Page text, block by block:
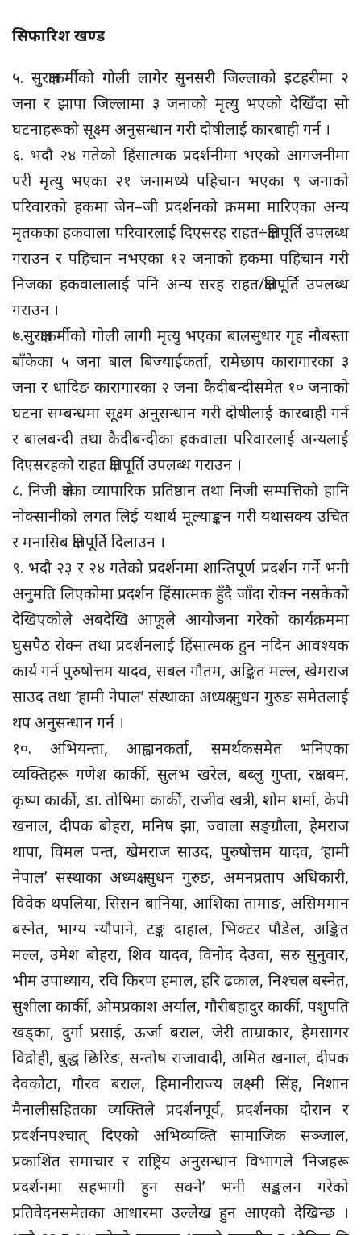
सिफारिश खण्ड
५. सुरक्षाकर्मीको गोली लागेर सुनसरी जिल्लाको इटहरीमा २
जना र झापा जिल्लामा ३ जनाको मृत्यु भएको देखिँदा सो
घटनाहरूको सूक्ष्म अनुसन्धान गरी दोषीलाई कारबाही गर्न ।
६. भदौ २४ गतेको हिंसात्मक प्रदर्शनीमा भएको आगजनीमा
परी मृत्यु भएका २१ जनामध्ये पहिचान भएका ९ जनाको
परिवारको हकमा जेन–जी प्रदर्शनको क्रममा मारिएका अन्य
मृतकका हकवाला परिवारलाई दिएसरह राहत÷क्षतिपूर्ति उपलब्ध
गराउन र पहिचान नभएका १२ जनाको हकमा पहिचान गरी
निजका हकवालालाई पनि अन्य सरह राहत/क्षतिपूर्ति उपलब्ध
गराउन ।
७.सुरक्षाकर्मीको गोली लागी मृत्यु भएका बालसुधार गृह नौबस्ता
बाँकेका ५ जना बाल बिज्याईकर्ता, रामेछाप कारागारका ३
जना र धादिङ कारागारका २ जना कैदीबन्दीसमेत १० जनाको
घटना सम्बन्धमा सूक्ष्म अनुसन्धान गरी दोषीलाई कारबाही गर्न
र बालबन्दी तथा कैदीबन्दीका हकवाला परिवारलाई अन्यलाई
दिएसरहको राहत क्षतिपूर्ति उपलब्ध गराउन ।
८. निजी क्षेत्रका व्यापारिक प्रतिष्ठान तथा निजी सम्पत्तिको हानि
नोक्सानीको लगत लिई यथार्थ मूल्याङ्कन गरी यथासक्य उचित
र मनासिब क्षतिपूर्ति दिलाउन ।
९. भदौ २३ र २४ गतेको प्रदर्शनमा शान्तिपूर्ण प्रदर्शन गर्ने भनी
अनुमति लिएकोमा प्रदर्शन हिंसात्मक हुँदै जाँदा रोक्न नसकेको
देखिएकोले अबदेखि आफूले आयोजना गरेको कार्यक्रममा
घुसपैठ रोक्न तथा प्रदर्शनलाई हिंसात्मक हुन नदिन आवश्यक
कार्य गर्न पुरुषोत्तम यादव, सबल गौतम, अङ्कित मल्ल, खेमराज
साउद तथा ‘हामी नेपाल’ संस्थाका अध्यक्ष सुधन गुरुङ समेतलाई
थप अनुसन्धान गर्न ।
१०. अभियन्ता, आह्वानकर्ता, समर्थकसमेत भनिएका
व्यक्तिहरू गणेश कार्की, सुलभ खरेल, बब्लु गुप्ता, रक्षा बम,
कृष्ण कार्की, डा. तोषिमा कार्की, राजीव खत्री, शोम शर्मा, केपी
खनाल, दीपक बोहरा, मनिष झा, ज्वाला सङ्ग्रौला, हेमराज
थापा, विमल पन्त, खेमराज साउद, पुरुषोत्तम यादव, ‘हामी
नेपाल’ संस्थाका अध्यक्ष सुधन गुरुङ, अमनप्रताप अधिकारी,
विवेक थपलिया, सिसन बानिया, आशिका तामाङ, असिममान
बस्नेत, भाग्य न्यौपाने, टङ्क दाहाल, भिक्टर पौडेल, अङ्कित
मल्ल, उमेश बोहरा, शिव यादव, विनोद देउवा, सरु सुनुवार,
भीम उपाध्याय, रवि किरण हमाल, हरि ढकाल, निश्चल बस्नेत,
सुशीला कार्की, ओमप्रकाश अर्याल, गौरीबहादुर कार्की, पशुपति
खड्का, दुर्गा प्रसाई, ऊर्जा बराल, जेरी ताम्राकार, हेमसागर
विद्रोही, बुद्ध छिरिङ, सन्तोष राजावादी, अमित खनाल, दीपक
देवकोटा, गौरव बराल, हिमानीराज्य लक्ष्मी सिंह, निशान
मैनालीसहितका व्यक्तिले प्रदर्शनपूर्व, प्रदर्शनका दौरान र
प्रदर्शनपश्चात् दिएको अभिव्यक्ति सामाजिक सञ्जाल,
प्रकाशित समाचार र राष्ट्रिय अनुसन्धान विभागले ‘निजहरू
प्रदर्शनमा सहभागी हुन सक्ने’ भनी सङ्कलन गरेको
प्रतिवेदनसमेतका आधारमा उल्लेख हुन आएको देखिन्छ ।